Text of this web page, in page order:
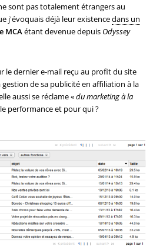
sont pas totalement étrangers au
j'évoquais déjà leur existencedans un
MCAétant devenue depuis Odyssey
le dernier e-mail reçu au profit du site
de sa publicité en affiliation à la
aussi se réclame «du marketing à la
performance et pour qui ?